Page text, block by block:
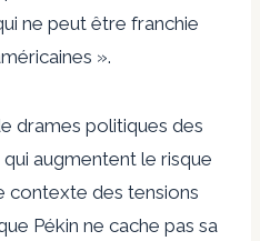
ne peut être franchie
».
drames politiques des
augmentent le risque
contexte des tensions
Pékin ne cache pas sa